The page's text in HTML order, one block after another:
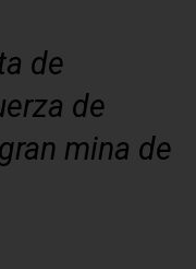
de
de
mina de